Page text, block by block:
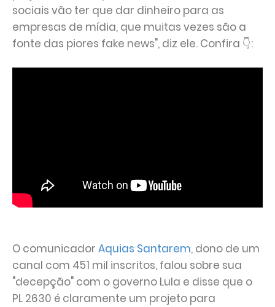
sociais vão ter que dar dinheiro para as
empresas de mídia, que muitas vezes são a
fonte das piores fake news", diz ele. Confira 👇:
O comunicador Aquias Santarem, dono de um
canal com 451 mil inscritos, falou sobre sua
"decepção" com o governo Lula e disse que o
PL 2630 é claramente um projeto para